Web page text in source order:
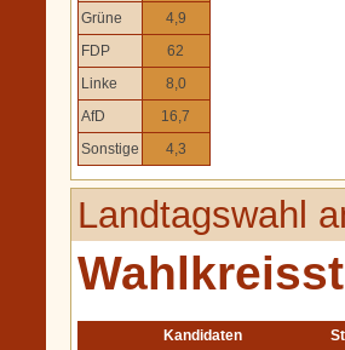
Grüne
4,9
FDP
62
Linke
8,0
AfD
16,7
Sonstige
4,3
Landtagswahl
Kandidaten